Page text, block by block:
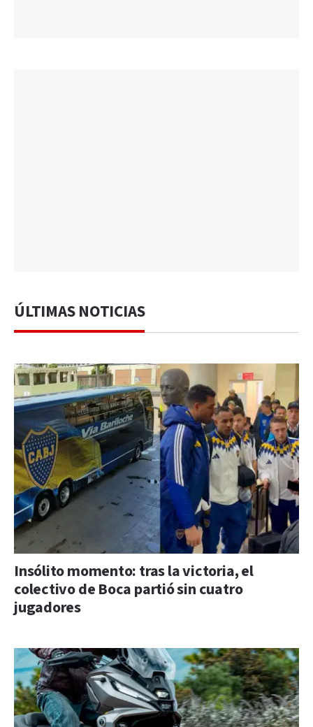
ÚLTIMAS NOTICIAS
Insólito momento: tras la victoria, el
colectivo de Boca partió sin cuatro
jugadores